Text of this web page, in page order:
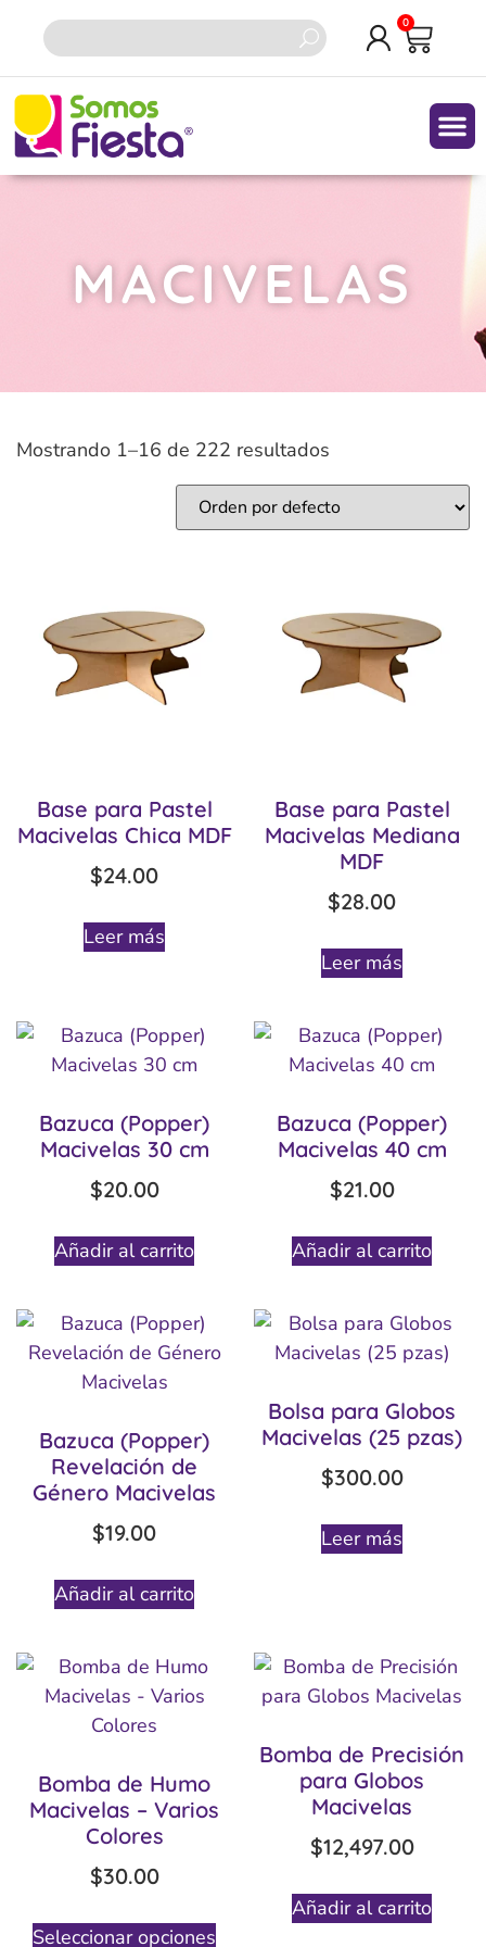
0
MACIVELAS
Mostrando 1–16 de 222 resultados
Base para Pastel
Macivelas Chica MDF
$24.00
Leer más
Base para Pastel
Macivelas Mediana
MDF
$28.00
Leer más
Bazuca (Popper)
Macivelas 30 cm
$20.00
Añadir al carrito
Bazuca (Popper)
Macivelas 40 cm
$21.00
Añadir al carrito
Bazuca (Popper)
Revelación de
Género Macivelas
$19.00
Añadir al carrito
Bolsa para Globos
Macivelas (25 pzas)
$300.00
Leer más
Bomba de Humo
Macivelas – Varios
Colores
$30.00
Seleccionar opciones
Bomba de Precisión
para Globos
Macivelas
$12,497.00
Añadir al carrito